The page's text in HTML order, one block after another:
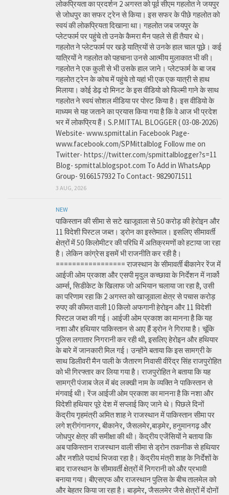
लोकप्रियता का प्रदर्शन 2 अगस्त को पूर्व सीएम गहलोत ने जयपुर
से जोधपुर का सफर ट्रेन से किया। इस सफर के पीछे गहलोत को
स्वयं की लोकप्रियता दिखाना था। गहलोत जब जयपुर के
प्लेटफार्म पर पहुंचे तो उनके कैमरा मैन पहले से ही तैयार थे।
गहलोत ने प्लेटफार्म पर खड़े यात्रियों से उनके हाल चाल पूछे। कई
यात्रियों ने गहलोत को पहचाना उनसे आत्मीय मुलाकात भी की।
गहलोत ने एक कुली से भी उसके हाल जाने। प्लेटफार्म के बा जब
गहलोत ट्रेन के कोच में पहुंचे तो यहां भी एक एक यात्री से हाथ
मिलाया। कोई डेढ़ दो मिनट के इस वीडियो को फिल्मी गाने के साथ
गहलोत ने स्वयं सोशल मीडिया पर पोस्ट किया है। इस वीडियो के
माध्यम से यह जताने का प्रयास किया गया है कि वे आज भी प्रदेश
भर में लोकप्रिय हैं। S.P.MITTAL BLOGGER ( 03-08-2026)
Website- www.spmittal.in Facebook Page-
www.facebook.com/SPMittalblog Follow me on
Twitter- https://twitter.com/spmittalblogger?s=11
Blog- spmittal.blogspot.com To Add in WhatsApp
Group- 9166157932 To Contact- 9829071511
3 AUG, 2026
NEW
पाकिस्तान की सीमा से सटे खाजूवाला से 50 करोड़ की हेरोइन और
11 विदेशी पिस्टल जब्त। ड्रोन का इस्तेमाल। इसलिए सीमावर्ती
क्षेत्रों में 50 किलोमीटर की परिधि में अतिक्रमणों को हटाया जा रहा
है। लेकिन कांग्रेस इसमें भी राजनीति कर रही है।
================= राजस्थान के सीमावर्ती बीकानेर रेंज में
आईजी ओम प्रकाश और एसपी मृदुल कच्छावा के निर्देशन में नार्को
आर्म्स, सिडीकेट के खिलाफ जो अभियान चलाया जा रहा है, उसी
का परिणाम रहा कि 2 अगस्त को खाजूवाला क्षेत्र से पचास करोड़
रुपए की कीमत वाली 10 किलो अफगानी हेरोइन और 11 विदेशी
पिस्टल जब्त की गई। आईजी ओम प्रकाश का मानना है कि यह
नशा और हथियार पाकिस्तान से आए हैं ड्रोन ने गिराया है। चूंकि
पुलिस लगातार निगरानी कर रही थी, इसलिए हेरोइन और हथियार
के बारे में जानकारी मिल गई। उन्होंने बताया कि इस सामग्री के
साथ डिलीवरी मैन पाली के जैतारण निवासी वीरेंद्र सिंह राजपुरोहित
को भी गिरफ्तार कर लिया गया है। राजपुरोहित ने बताया कि यह
सामग्री पंजाब जेल में बंद लक्खी नाम के व्यक्ति ने पाकिस्तान से
मंगवाई थी। रेंज आईजी ओम प्रकाश का मानना है कि नशा और
विदेशी हथियार पूरे देश में सप्लाई किए जाने थे। पिछले दिनों
केंद्रीय गृहमंत्री अमित शाह ने राजस्थान में पाकिस्तान सीमा पर
लगे श्रीगंगानगर, बीकानेर, जैसलमेर,बाड़मेर, हनुमानगढ़ और
जोधपुर क्षेत्र की समीक्षा की थी। केंद्रीय एजेंसियों ने बताया कि
अब पाकिस्तान राजस्थान वाली सीमा से ड्रोन तकनीक से हथियार
और नशीले पदार्थ भिजवा रहा है। केंद्रीय मंत्री शाह के निर्देशों के
बाद राजस्थान के सीमावर्ती क्षेत्रों में निगरानी को और प्रभावी
बनाया गया। बीएसएफ और राजस्थान पुलिस के बीच तालमेल को
और बेहतर किया जा रहा है। बाड़मेर, जैसलमेर जैसे क्षेत्रों में दोनों